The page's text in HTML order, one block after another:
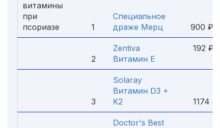
витамины
при
псориазе
1
Специальное
драже Мерц
900 ₽
2
Zentiva
Витамин Е
192
3
Solaray
Витамин D3 +
K2
1174 ₽
Doctor's Best